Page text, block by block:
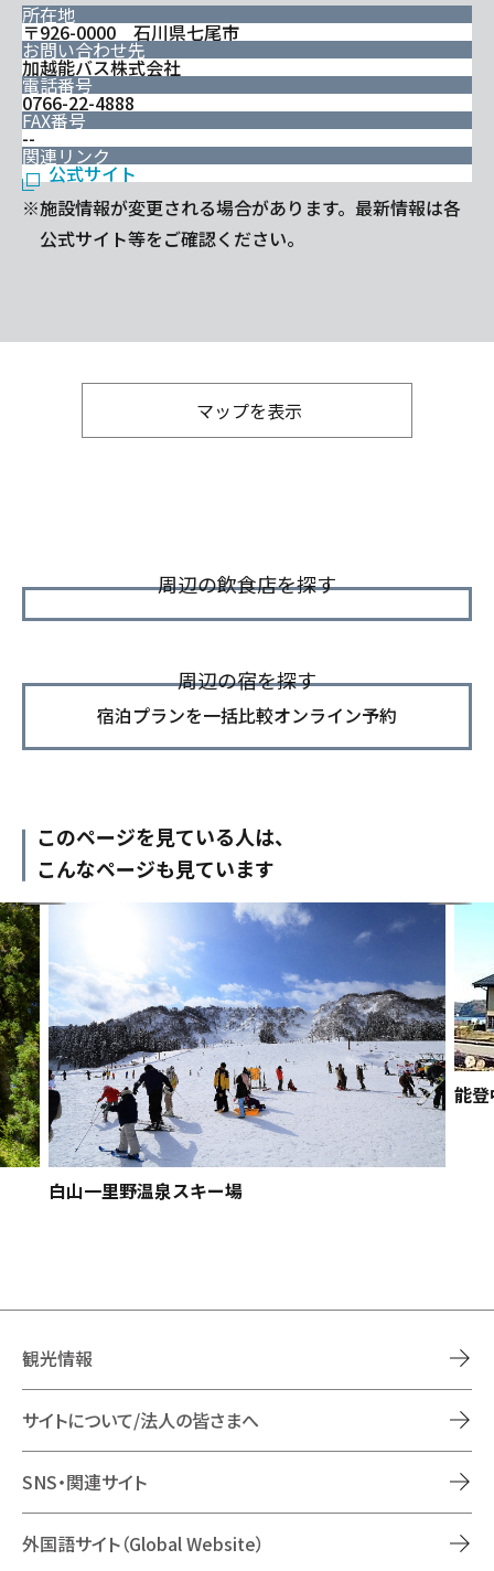
所在地
〒926-0000 石川県七尾市
お問い合わせ先
加越能バス株式会社
電話番号
0766-22-4888
FAX番号
--
関連リンク
公式サイト
※施設情報が変更される場合があります。最新情報は各
公式サイト等をご確認ください。
マップを表示
周辺の飲食店を探す
周辺の宿を探す
宿泊プランを一括比較オンライン予約
このページを見ている人は、
こんなページも見ています
白山一里野温泉スキー場
能
観光情報
サイトについて/法人の皆さまへ
SNS・関連サイト
外国語サイト（Global Website）